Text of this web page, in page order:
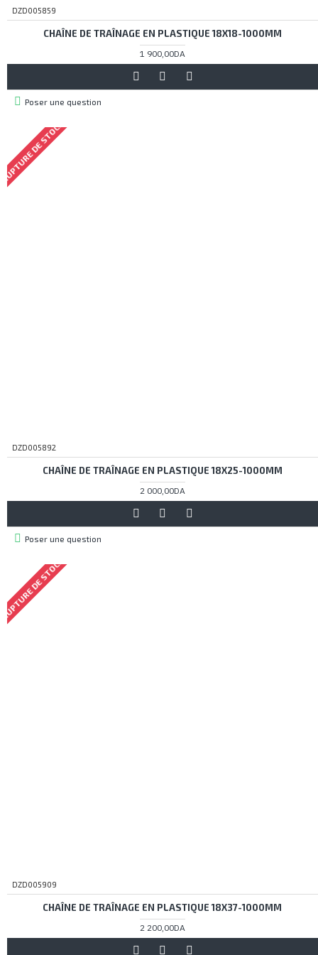
DZD005859
CHAÎNE DE TRAÎNAGE EN PLASTIQUE 18X18-1000MM
1 900,00DA
Poser une question
DE STOCK
DZD005892
CHAÎNE DE TRAÎNAGE EN PLASTIQUE 18X25-1000MM
2 000,00DA
Poser une question
DE STOCK
DZD005909
CHAÎNE DE TRAÎNAGE EN PLASTIQUE 18X37-1000MM
2 200,00DA